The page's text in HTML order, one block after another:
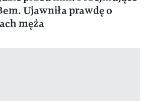
Ujawniła prawdę o
męża